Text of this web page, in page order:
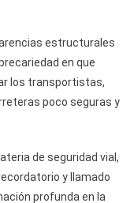
estructurales
en que
los transportistas,
poco seguras y
de seguridad vial,
y llamado
profunda en la